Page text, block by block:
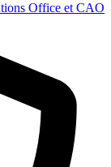
Office et CAO